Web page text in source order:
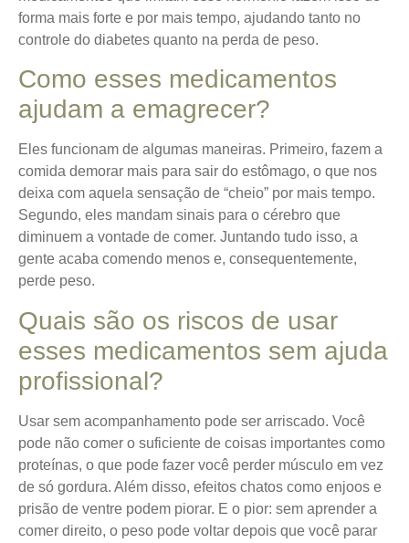
forma mais forte e por mais tempo, ajudando tanto no
controle do diabetes quanto na perda de peso.
Como esses medicamentos
ajudam a emagrecer?
Eles funcionam de algumas maneiras. Primeiro, fazem a
comida demorar mais para sair do estômago, o que nos
deixa com aquela sensação de “cheio” por mais tempo.
Segundo, eles mandam sinais para o cérebro que
diminuem a vontade de comer. Juntando tudo isso, a
gente acaba comendo menos e, consequentemente,
perde peso.
Quais são os riscos de usar
esses medicamentos sem ajuda
profissional?
Usar sem acompanhamento pode ser arriscado. Você
pode não comer o suficiente de coisas importantes como
proteínas, o que pode fazer você perder músculo em vez
de só gordura. Além disso, efeitos chatos como enjoos e
prisão de ventre podem piorar. E o pior: sem aprender a
comer direito, o peso pode voltar depois que você parar